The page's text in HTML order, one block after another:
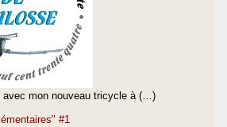
avec mon nouveau tricycle à (…)
#1